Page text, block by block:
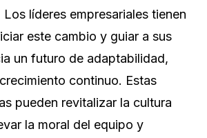
líderes empresariales tienen
este cambio y guiar a sus
un futuro de adaptabilidad,
continuo. Estas
pueden revitalizar la cultura
la moral del equipo y